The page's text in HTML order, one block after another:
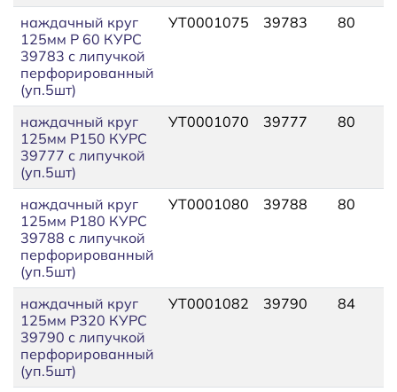
наждачный круг
125мм P 60 КУРС
39783 с липучкой
перфорированный
(уп.5шт)
УТ0001075 39783 80
наждачный круг
125мм P150 КУРС
39777 с липучкой
(уп.5шт)
УТ0001070 39777 80
наждачный круг
125мм P180 КУРС
39788 с липучкой
перфорированный
(уп.5шт)
УТ0001080 39788 80
наждачный круг
125мм P320 КУРС
39790 с липучкой
перфорированный
(уп.5шт)
УТ0001082 39790 84